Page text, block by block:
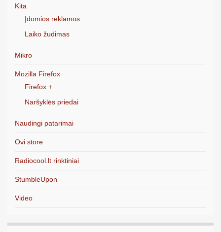
Kita
Įdomios reklamos
Laiko žudimas
Mikro
Mozilla Firefox
Firefox +
Naršyklės priedai
Naudingi patarimai
Ovi store
Radiocool.lt rinktiniai
StumbleUpon
Video